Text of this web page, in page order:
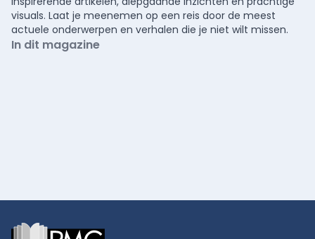
visuals. Laat je meenemen op een reis door de meest
actuele onderwerpen en verhalen die je niet wilt missen.
In dit magazine
Footer